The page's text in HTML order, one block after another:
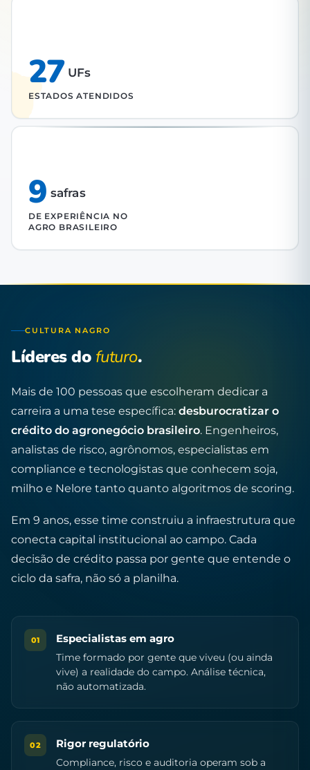
27 UFs
ESTADOS ATENDIDOS
9 safras
DE EXPERIÊNCIA NO
AGRO BRASILEIRO
CULTURA NAGRO
Líderes do futuro.
Mais de 100 pessoas que escolheram dedicar a
carreira a uma tese específica: desburocratizar o
crédito do agronegócio brasileiro. Engenheiros,
analistas de risco, agrônomos, especialistas em
compliance e tecnologistas que conhecem soja,
milho e Nelore tanto quanto algoritmos de scoring.
Em 9 anos, esse time construiu a infraestrutura que
conecta capital institucional ao campo. Cada
decisão de crédito passa por gente que entende o
ciclo da safra, não só a planilha.
01 Especialistas em agro
Time formado por gente que viveu (ou ainda
vive) a realidade do campo. Análise técnica,
não automatizada.
02 Rigor regulatório
Compliance, risco e auditoria operam sob a